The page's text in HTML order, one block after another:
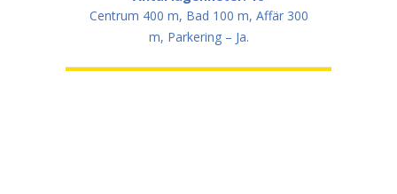
Centrum 400 m, Bad 100 m, Affär 300
m, Parkering – Ja.